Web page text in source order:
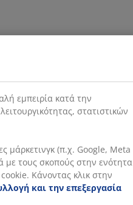
εμπειρία κατά την
στατιστικών
μάρκετινγκ (π.χ. Google, Meta
με τους σκοπούς στην ενότητα
Κάνοντας κλικ στην
και την επεξεργασία